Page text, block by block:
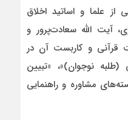
از علما و اساتید اخلاق
آیت الله سعادت‌پرور و
قرآنی و کاربست آن در
نوجوان)»، «تبیین
مشاوره و راهنمایی